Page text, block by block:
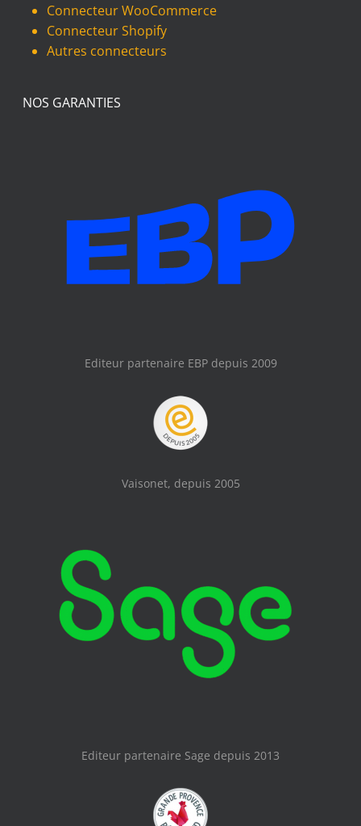
Connecteur WooCommerce
Connecteur Shopify
Autres connecteurs
NOS GARANTIES
Editeur partenaire EBP depuis 2009
Vaisonet, depuis 2005
Editeur partenaire Sage depuis 2013